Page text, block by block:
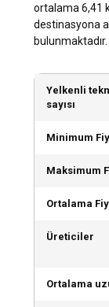
ortalama 6,41
destinasyona
bulunmaktadır.
Yelkenli
sayısı
Minimum
Maksimum
Ortalama
Üreticiler
Ortalama